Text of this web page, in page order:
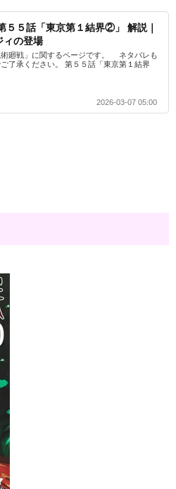
５５話「東京第１結界②」 解説｜
ィの登場
廻戦」に関するページです。 ネタバレも
了承ください。 第５５話「東京第１結界
2026-03-07 05:00